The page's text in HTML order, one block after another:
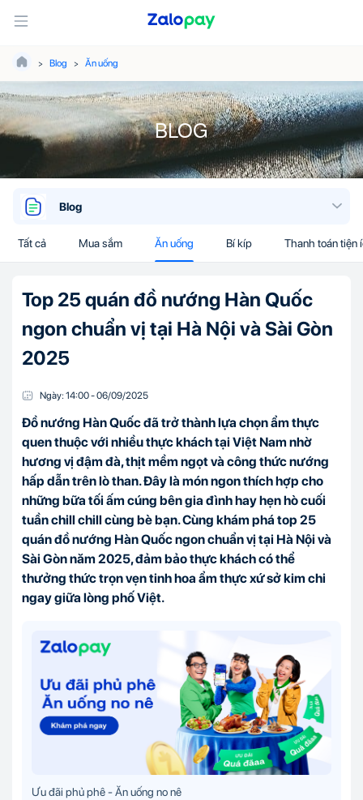
Blog Ăn uống
BLOG
Blog
Tất cả Mua sắm Ăn uống Bí kíp Thanh toán tiện
Top 25 quán đồ nướng Hàn Quốc
ngon chuẩn vị tại Hà Nội và Sài Gòn
2025
Ngày: 14:00-06/09/2025
Đồ nướng Hàn Quốc đã trở thành lựa chọn ẩm thực
quen thuộc với nhiều thực khách tại Việt Nam nhờ
hương vị đậm đà, thịt mềm ngọt và công thức nướng
hấp dẫn trên lò than. Đây là món ngon thích hợp cho
những bữa tối ấm cúng bên gia đình hay hẹn hò cuối
tuần chill chill cùng bè bạn. Cùng khám phá top 25
quán đồ nướng Hàn Quốc ngon chuẩn vị tại Hà Nội và
Sài Gòn năm 2025, đảm bảo thực khách có thể
thưởng thức trọn vẹn tinh hoa ẩm thực xứ sở kim chi
ngay giữa lòng phố Việt.
Ưu đãi phủ phê - Ăn uống no nê